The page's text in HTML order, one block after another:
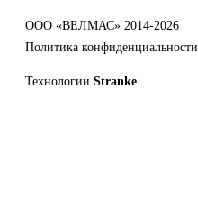
ООО «ВЕЛМАС» 2014-2026
Политика конфиденциальности
Технологии Stranke